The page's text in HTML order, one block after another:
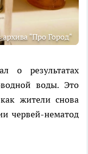
"Про Город"
о результатах
воды. Это
жители снова
червей-нематод